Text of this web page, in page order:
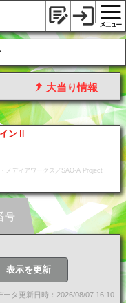
大当り情報
ンⅡ
メディアワークス／SAO-A Project
表示を更新
ータ更新日時：2026/08/07 16:10
号